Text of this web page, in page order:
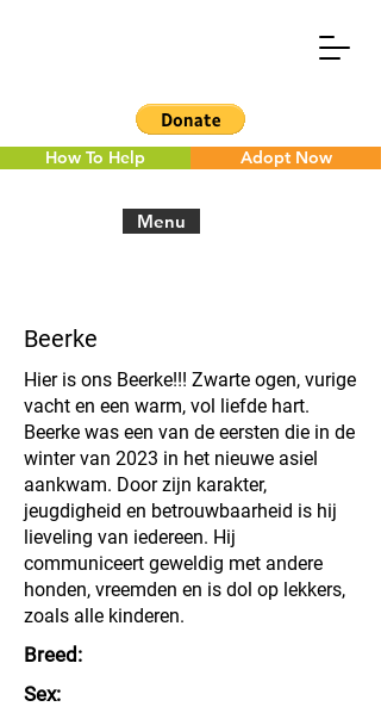
How To Help Adopt Now
Menu
Beerke
Hier is ons Beerke!!! Zwarte ogen, vurige
vacht en een warm, vol liefde hart.
Beerke was een van de eersten die in de
winter van 2023 in het nieuwe asiel
aankwam. Door zijn karakter,
jeugdigheid en betrouwbaarheid is hij
lieveling van iedereen. Hij
communiceert geweldig met andere
honden, vreemden en is dol op lekkers,
zoals alle kinderen.
Breed:
Sex: